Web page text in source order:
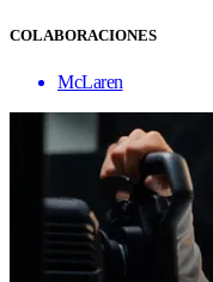
COLABORACIONES
McLaren